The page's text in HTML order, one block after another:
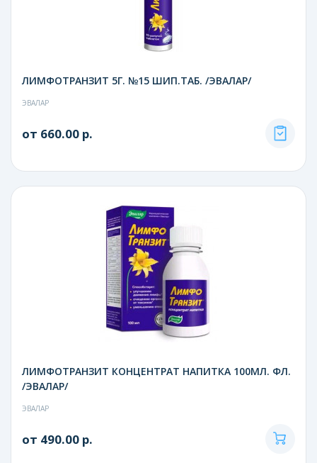
ЛИМФОТРАНЗИТ 5Г. №15 ШИП.ТАБ. /ЭВАЛАР/
ЭВАЛАР
от 660.00 р.
ЛИМФОТРАНЗИТ КОНЦЕНТРАТ НАПИТКА 100МЛ. ФЛ.
/ЭВАЛАР/
ЭВАЛАР
от 490.00 р.